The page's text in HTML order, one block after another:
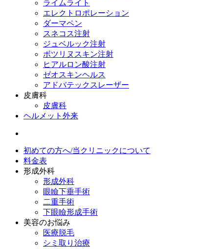
ライムライト
エレクトロポレーション
ダーマペン
スネコス注射
ジュベルック注射
ボツリヌスキン注射
ヒアルロン酸注射
ゼオスキンヘルス
アドバテックスレーザー
皮膚科
皮膚科
ヘルメット外来
初めての方へ/当クリニックについて
料金表
形成外科
形成外科
眼瞼下垂手術
二重手術
下眼瞼形成手術
美容のお悩み
医療脱毛
シミ取り治療